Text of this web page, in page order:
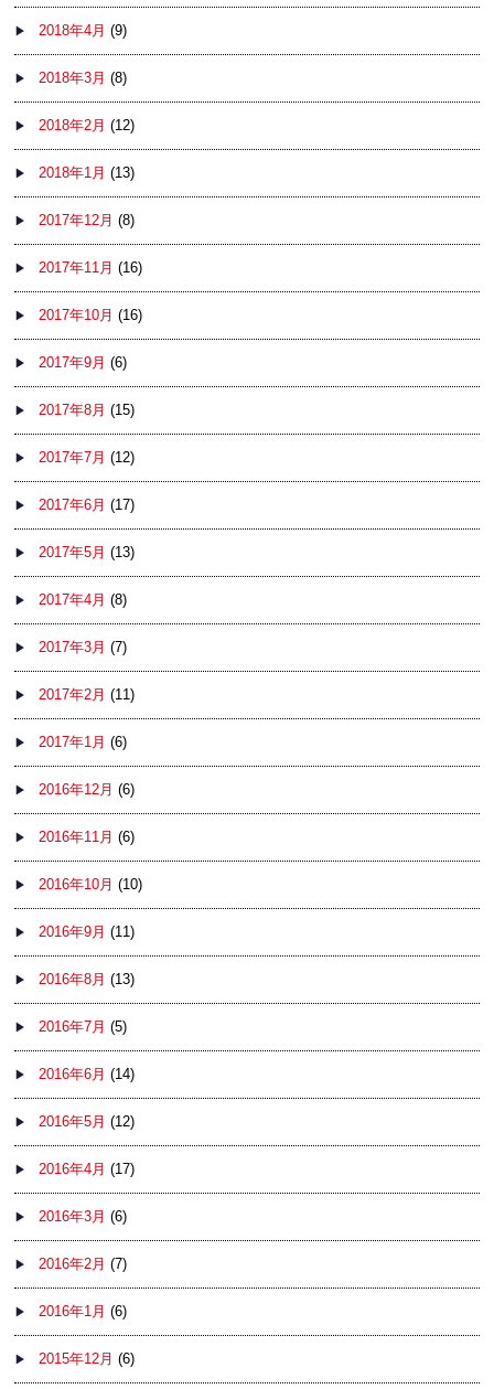
2018年4月 (9)
2018年3月 (8)
2018年2月 (12)
2018年1月 (13)
2017年12月 (8)
2017年11月 (16)
2017年10月 (16)
2017年9月 (6)
2017年8月 (15)
2017年7月 (12)
2017年6月 (17)
2017年5月 (13)
2017年4月 (8)
2017年3月 (7)
2017年2月 (11)
2017年1月 (6)
2016年12月 (6)
2016年11月 (6)
2016年10月 (10)
2016年9月 (11)
2016年8月 (13)
2016年7月 (5)
2016年6月 (14)
2016年5月 (12)
2016年4月 (17)
2016年3月 (6)
2016年2月 (7)
2016年1月 (6)
2015年12月 (6)